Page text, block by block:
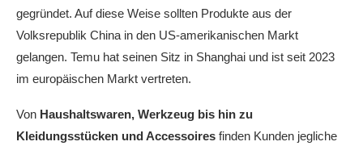
gegründet. Auf diese Weise sollten Produkte aus der
Volksrepublik China in den US-amerikanischen Markt
gelangen. Temu hat seinen Sitz in Shanghai und ist seit 2023
im europäischen Markt vertreten.
Von Haushaltswaren, Werkzeug bis hin zu
Kleidungsstücken und Accessoires finden Kunden jegliche